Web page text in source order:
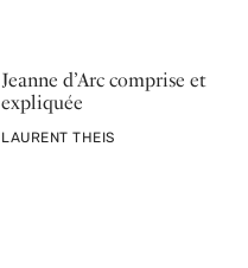
Jeanne d’Arc comprise et
expliquée
PAR
LAURENT THEIS